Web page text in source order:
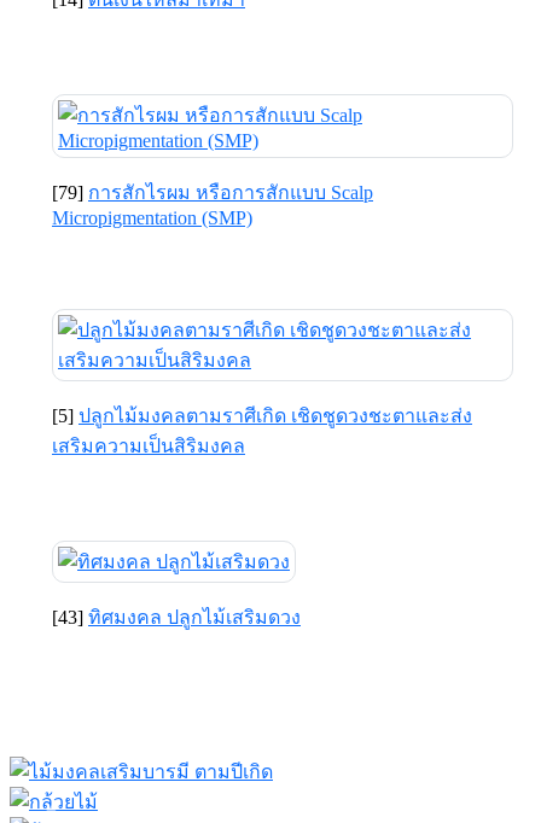
[79] การสักไรผม หรือการสักแบบ Scalp
Micropigmentation (SMP)
[5] ปลูกไม้มงคลตามราศีเกิด เชิดชูดวงชะตาและส่ง
เสริมความเป็นสิริมงคล
[43] ทิศมงคล ปลูกไม้เสริมดวง